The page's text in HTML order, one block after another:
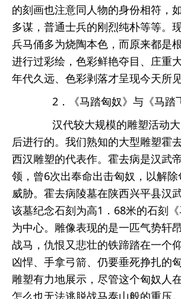
的刻画也注意同人物的身份相符，
多谋，普通士兵的刚烈纯朴等等。
兵马俑多为烧陶本色，而原来都是
进行过彩绘，色彩鲜艳夺目、庄重
年代久远、色彩剥落才呈现今天所见
2．《马踏匈奴》与《马踏
汉代较大规模的雕塑活动大
后进行的。我们熟知的大型雕塑霍
西汉雕塑的代表作。霍去病是汉武
领，曾6次出奉命出击匈奴，以解
威胁。霍去病陵墓在陕西兴平县汉
该墓纪念石刻为高1．68米的石刻
为中心。雕像表现的是一匹气势轩
战马，仇恨又悲壮的铁蹄踏在一个
凶悍、手拿弓箭、仍要垂死挣扎的
雕塑有力地展示，尽管这个匈奴人
怎么也无法逃脱战马泰山般的重压